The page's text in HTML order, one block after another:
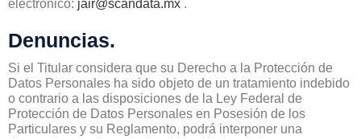
electrónico: jair@scandata.mx .
Denuncias.
Si el Titular considera que su Derecho a la Protección de
Datos Personales ha sido objeto de un tratamiento indebido
o contrario a las disposiciones de la Ley Federal de
Protección de Datos Personales en Posesión de los
Particulares y su Reglamento, podrá interponer una